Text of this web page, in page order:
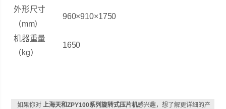
外形尺寸
（mm）
960×910×1750
机器重量
（kg）
1650
如果你对 上海天和ZPY100系列旋转式压片机感兴趣，想了解更详细的产